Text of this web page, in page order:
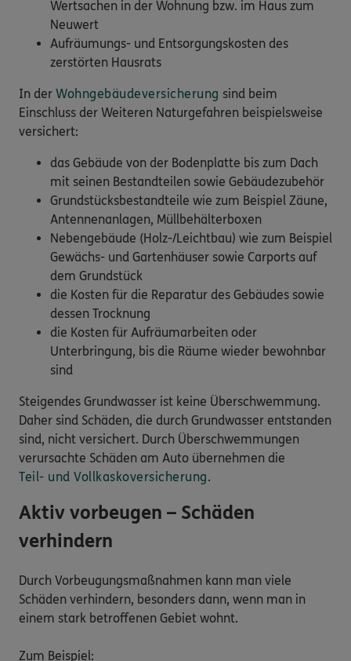
Wertsachen in der Wohnung bzw. im Haus zum
Neuwert
Aufräumungs- und Entsorgungskosten des
zerstörten Hausrats
In der Wohngebäudeversicherung sind beim
Einschluss der Weiteren Naturgefahren beispielsweise
versichert:
das Gebäude von der Bodenplatte bis zum Dach
mit seinen Bestandteilen sowie Gebäudezubehör
Grundstücksbestandteile wie zum Beispiel Zäune,
Antennenanlagen, Müllbehälterboxen
Nebengebäude (Holz-/Leichtbau) wie zum Beispiel
Gewächs- und Gartenhäuser sowie Carports auf
dem Grundstück
die Kosten für die Reparatur des Gebäudes sowie
dessen Trocknung
die Kosten für Aufräumarbeiten oder
Unterbringung, bis die Räume wieder bewohnbar
sind
Steigendes Grundwasser ist keine Überschwemmung.
Daher sind Schäden, die durch Grundwasser entstanden
sind, nicht versichert. Durch Überschwemmungen
verursachte Schäden am Auto übernehmen die
Teil- und Vollkaskoversicherung.
Aktiv vorbeugen – Schäden
verhindern
Durch Vorbeugungsmaßnahmen kann man viele
Schäden verhindern, besonders dann, wenn man in
einem stark betroffenen Gebiet wohnt.
Zum Beispiel: